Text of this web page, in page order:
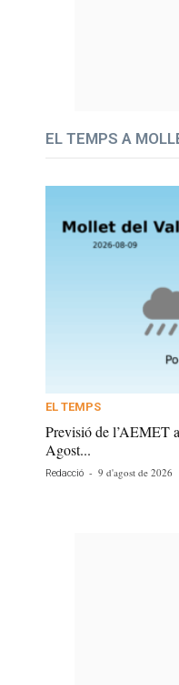
EL TEMPS A
EL TEMPS
Previsió de l’AEMET
Agost...
Redacció - 9 d'agost de 2026